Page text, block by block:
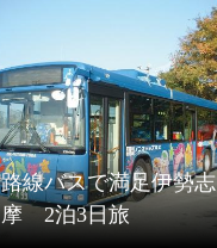
路線バスで満足伊勢志
摩 2泊3日旅